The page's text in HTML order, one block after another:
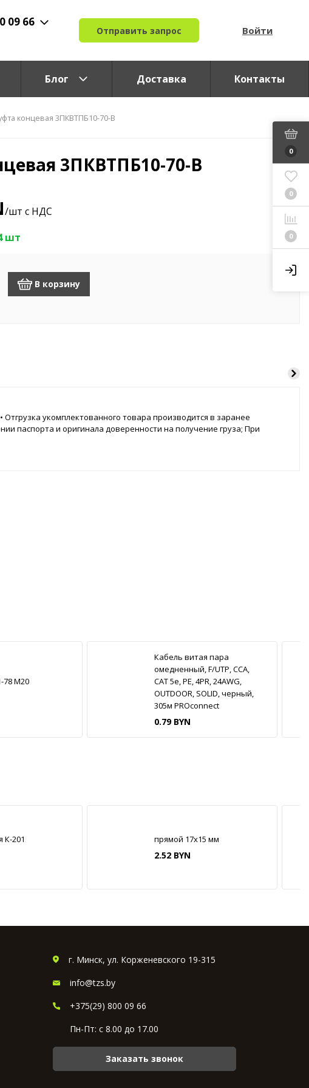
09 66
Отправить запрос Войти
Блог Доставка Контакты
0
0
0
концевая 3ПКВТПБ10-70-В
3ПКВТПБ10-70-В
/шт с НДС
шт
В корзину
укомплектованного товара производится в заранее
паспорта и оригинала доверенности на получение груза; При
78 М20
Кабель витая пара
омедненный, F/UTP, CCA,
CAT 5e, PE, 4PR, 24AWG,
OUTDOOR, SOLID, черный,
305м PROconnect
0.79 BYN
К-201 прямой 17х15 мм
2.52 BYN
г. Минск, ул. Корженевского 19-315
info@tzs.by
+375(29) 800 09 66
Пн-Пт: с 8.00 до 17.00
Заказать звонок